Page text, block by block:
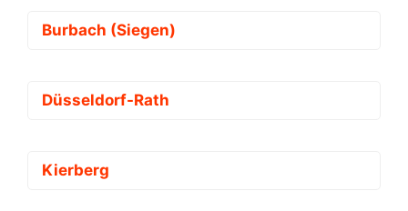
Burbach (Siegen)
Düsseldorf-Rath
Kierberg